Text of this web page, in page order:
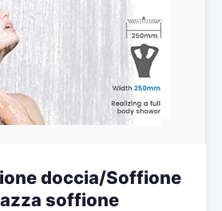
doccia/Soffione
soffione